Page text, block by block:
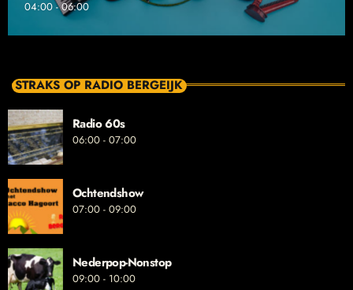
04:00 - 06:00
STRAKS OP RADIO BERGEIJK
Radio 60s
06:00 - 07:00
Ochtendshow
07:00 - 09:00
Nederpop-Nonstop
09:00 - 10:00